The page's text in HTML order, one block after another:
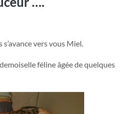
vers vous Miel.
féline âgée de quelques